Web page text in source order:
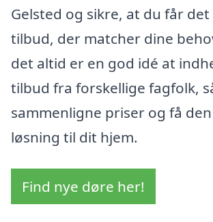
Gelsted og sikre, at du får
tilbud, der matcher dine
det altid er en god idé at
tilbud fra forskellige fagfolk,
sammenligne priser og få
løsning til dit hjem.
Find nye døre her!